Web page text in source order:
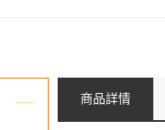
商品詳情